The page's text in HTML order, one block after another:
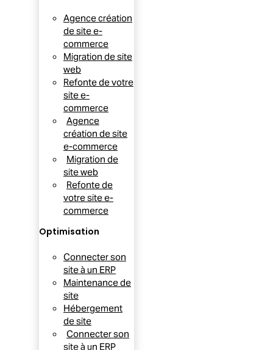
Agence création
de site e-
commerce
Migration de site
web
Refonte de votre
site e-
commerce
Agence
création de site
e-commerce
Migration de
site web
Refonte de
votre site e-
commerce
Optimisation
Connecter son
site à un ERP
Maintenance de
site
Hébergement
de site
Connecter son
site à un ERP